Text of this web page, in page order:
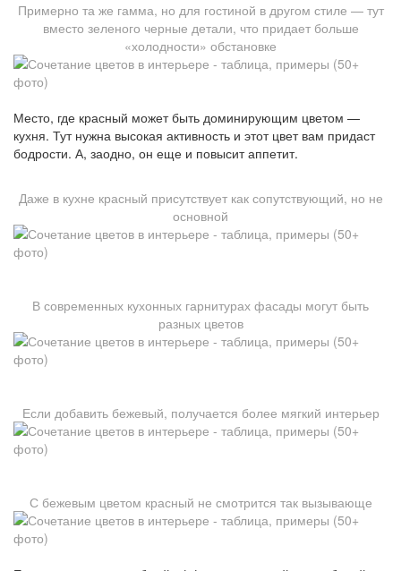
Примерно та же гамма, но для гостиной в другом стиле — тут
вместо зеленого черные детали, что придает больше
«холодности» обстановке
Место, где красный может быть доминирующим цветом —
кухня. Тут нужна высокая активность и этот цвет вам придаст
бодрости. А, заодно, он еще и повысит аппетит.
Даже в кухне красный присутствует как сопутствующий, но не
основной
В современных кухонных гарнитурах фасады могут быть
разных цветов
Если добавить бежевый, получается более мягкий интерьер
С бежевым цветом красный не смотрится так вызывающе